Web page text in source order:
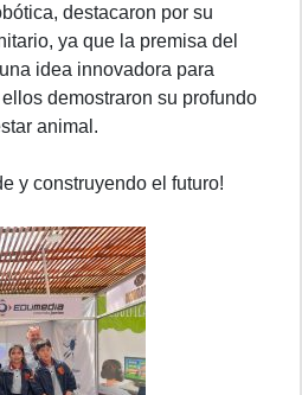
destacaron por su
ya que la premisa del
idea innovadora para
demostraron su profundo
animal.
y construyendo el futuro!